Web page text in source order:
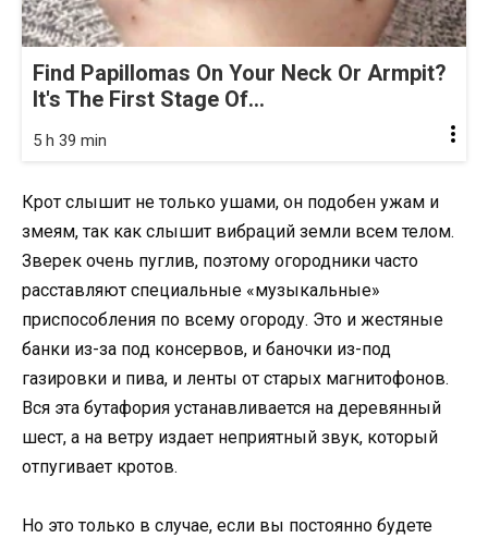
Find Papillomas On Your Neck Or Armpit?
It's The First Stage Of...
5 h 39 min
Крот слышит не только ушами, он подобен ужам и
змеям, так как слышит вибраций земли всем телом.
Зверек очень пуглив, поэтому огородники часто
расставляют специальные «музыкальные»
приспособления по всему огороду. Это и жестяные
банки из-за под консервов, и баночки из-под
газировки и пива, и ленты от старых магнитофонов.
Вся эта бутафория устанавливается на деревянный
шест, а на ветру издает неприятный звук, который
отпугивает кротов.
Но это только в случае, если вы постоянно будете